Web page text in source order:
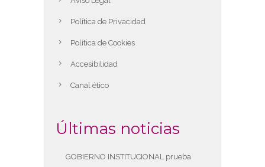
Política de Privacidad
Política de Cookies
Accesibilidad
Canal ético
Últimas noticias
GOBIERNO INSTITUCIONAL prueba